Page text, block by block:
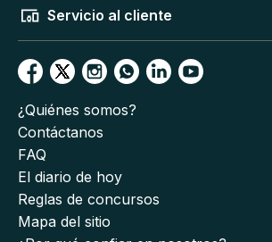
Servicio al cliente
¿Quiénes somos?
Contáctanos
FAQ
El diario de hoy
Reglas de concursos
Mapa del sitio